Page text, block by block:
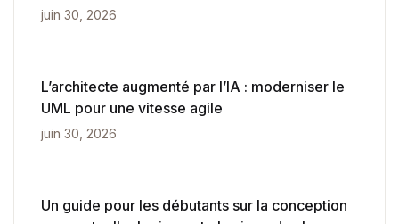
l’IA
juin 30, 2026
L’architecte augmenté par l’IA : moderniser le
UML pour une vitesse agile
juin 30, 2026
Un guide pour les débutants sur la conception